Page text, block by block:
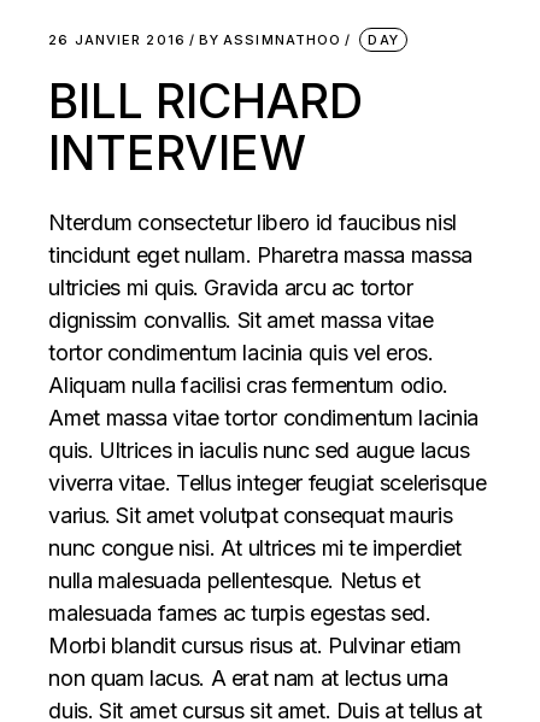
26 JANVIER 2016 BY ASSIMNATHOO DAY
BILL RICHARD
INTERVIEW
Nterdum consectetur libero id faucibus nisl
tincidunt eget nullam. Pharetra massa massa
ultricies mi quis. Gravida arcu ac tortor
dignissim convallis. Sit amet massa vitae
tortor condimentum lacinia quis vel eros.
Aliquam nulla facilisi cras fermentum odio.
Amet massa vitae tortor condimentum lacinia
quis. Ultrices in iaculis nunc sed augue lacus
viverra vitae. Tellus integer feugiat scelerisque
varius. Sit amet volutpat consequat mauris
nunc congue nisi. At ultrices mi te imperdiet
nulla malesuada pellentesque. Netus et
malesuada fames ac turpis egestas sed.
Morbi blandit cursus risus at. Pulvinar etiam
non quam lacus. A erat nam at lectus urna
duis. Sit amet cursus sit amet. Duis at tellus at